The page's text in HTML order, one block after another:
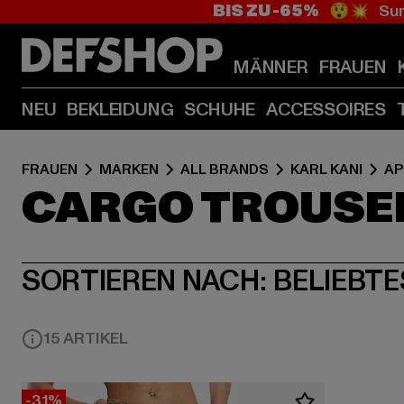
BIS ZU -65% 😲💥
MÄNNER FRAUEN
NEU BEKLEIDUNG SCHUHE ACCESSOIRES
FRAUEN MARKEN ALL BRANDS KARL KANI
CARGO
SORTIEREN NACH:
15 ARTIKEL